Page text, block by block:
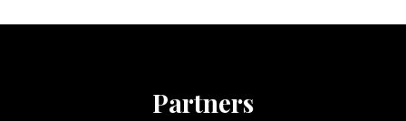
Partners